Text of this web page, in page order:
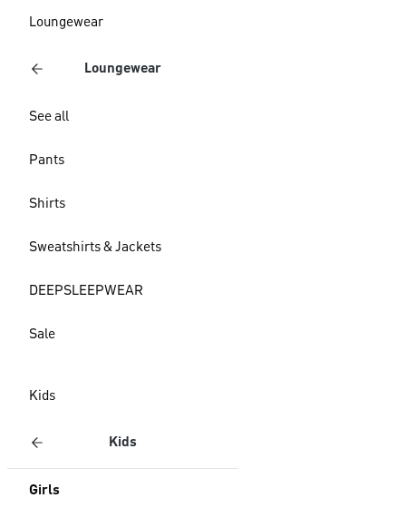
Loungewear
Loungewear
See all
Pants
Shirts
Sweatshirts & Jackets
DEEPSLEEPWEAR
Sale
Kids
Kids
Girls